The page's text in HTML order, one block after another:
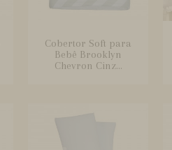
Cobertor Soft para
Bebê Brooklyn
Chevron Cinz...